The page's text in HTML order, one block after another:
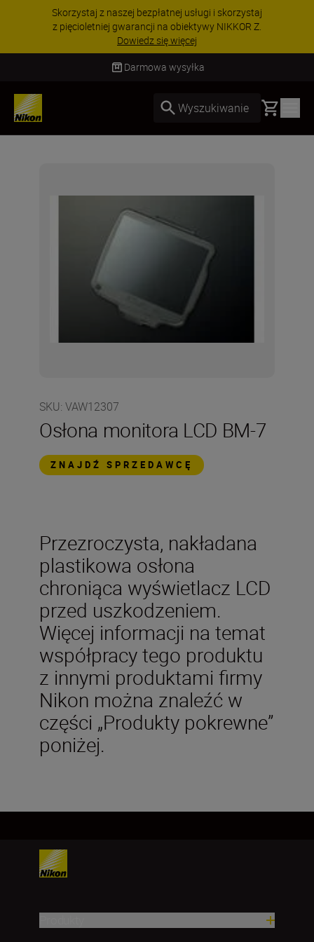
Skorzystaj z naszej bezpłatnej usługi i skorzystaj
z pięcioletniej gwarancji na obiektywy NIKKOR Z.
Dowiedz się więcej
Darmowa wysyłka
Wyszukiwanie Basket
SKU: VAW12307
Osłona monitora LCD BM-7
ZNAJDŹ SPRZEDAWCĘ
Przezroczysta, nakładana
plastikowa osłona
chroniąca wyświetlacz LCD
przed uszkodzeniem.
Więcej informacji na temat
współpracy tego produktu
z innymi produktami firmy
Nikon można znaleźć w
części „Produkty pokrewne”
poniżej.